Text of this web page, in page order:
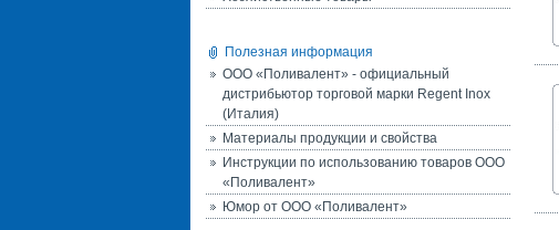
Полезная информация
ООО «Поливалент» - официальный
дистрибьютор торговой марки Regent Inox
(Италия)
Материалы продукции и свойства
Инструкции по использованию товаров ООО
«Поливалент»
Юмор от ООО «Поливалент»